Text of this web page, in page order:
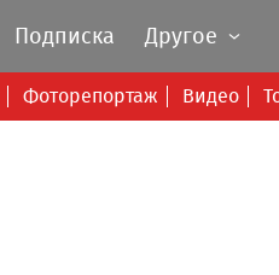
Фоторепортаж Видео
Подписка Другое